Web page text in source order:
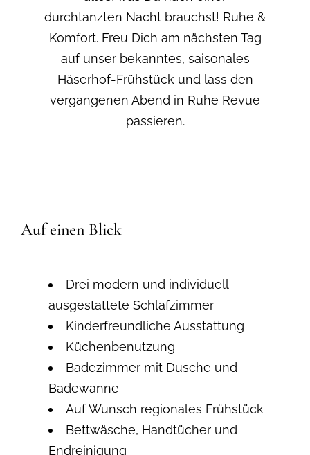
durchtanzten Nacht brauchst! Ruhe &
Komfort. Freu Dich am nächsten Tag
auf unser bekanntes, saisonales
Häserhof-Frühstück und lass den
vergangenen Abend in Ruhe Revue
passieren.
Auf einen Blick
Drei modern und individuell
ausgestattete Schlafzimmer
Kinderfreundliche Ausstattung
Küchenbenutzung
Badezimmer mit Dusche und
Badewanne
Auf Wunsch regionales Frühstück
Bettwäsche, Handtücher und
Endreinigung